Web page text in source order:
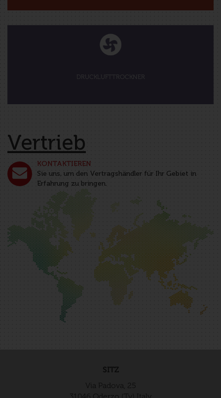
DRUCKLUFTTROCKNER
Vertrieb
KONTAKTIEREN
Sie uns, um den Vertragshändler für Ihr Gebiet in
Erfahrung zu bringen.
SITZ
Via Padova, 25